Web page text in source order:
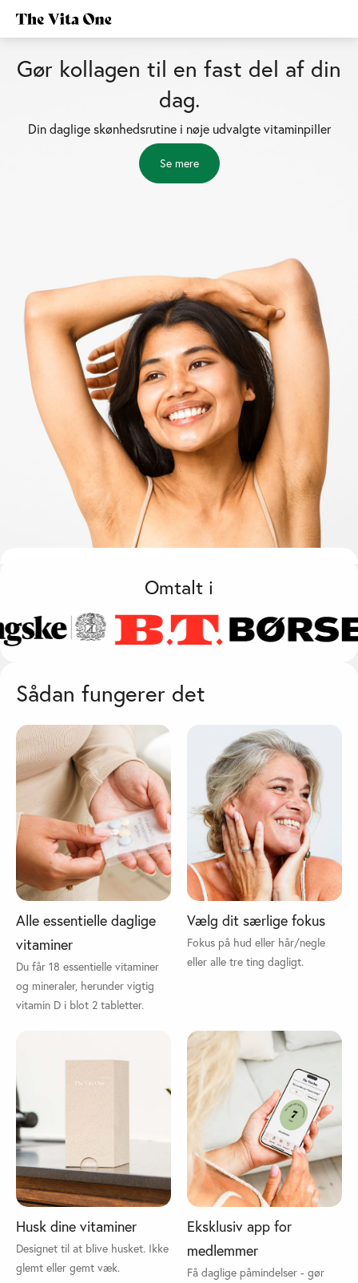
Gør kollagen til en fast del af din
dag.
Din daglige skønhedsrutine i nøje udvalgte vitaminpiller
Se mere
Omtalt i
Sådan fungerer det
Alle essentielle daglige
vitaminer
Du får 18 essentielle vitaminer
og mineraler, herunder vigtig
vitamin D i blot 2 tabletter.
Vælg dit særlige fokus
Fokus på hud eller hår/negle
eller alle tre ting dagligt.
Husk dine vitaminer
Designet til at blive husket. Ikke
glemt eller gemt væk.
Eksklusiv app for
medlemmer
Få daglige påmindelser - gør